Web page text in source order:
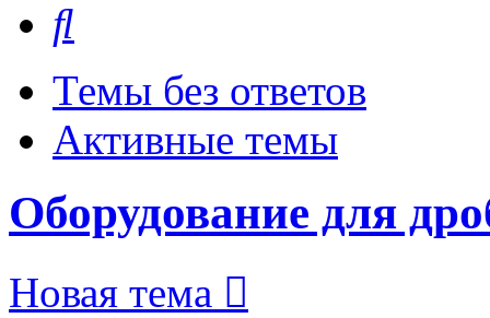
Темы без ответов
Активные темы
Оборудование для
Новая тема